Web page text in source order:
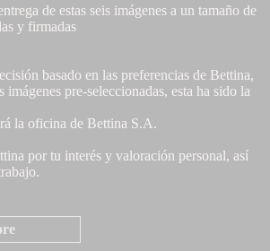
de estas seis imágenes a un tamaño de
y firmadas
basado en las preferencias de Bettina,
imágenes pre-seleccionadas, esta ha sido la
la oficina de Bettina S.A.
por tu interés y valoración personal, así